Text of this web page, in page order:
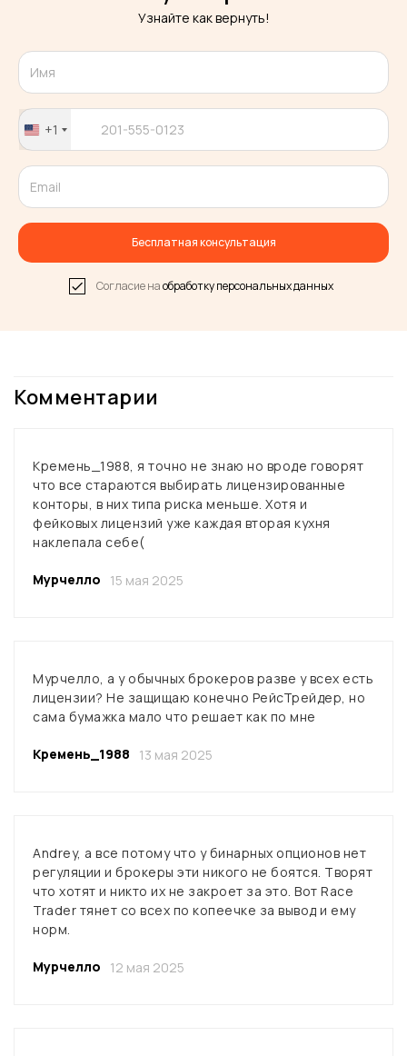
Узнайте как вернуть!
United
States
+1
Бесплатная консультация
Согласие наобработку персональных данных
Комментарии
Кремень_1988, я точно не знаю но вроде говорят
что все стараются выбирать лицензированные
конторы, в них типа риска меньше. Хотя и
фейковых лицензий уже каждая вторая кухня
наклепала себе(
Мурчелло 15 мая 2025
Мурчелло, а у обычных брокеров разве у всех есть
лицензии? Не защищаю конечно РейсТрейдер, но
сама бумажка мало что решает как по мне
Кремень_1988 13 мая 2025
Andrey, а все потому что у бинарных опционов нет
регуляции и брокеры эти никого не боятся. Творят
что хотят и никто их не закроет за это. Вот Race
Trader тянет со всех по копеечке за вывод и ему
норм.
Мурчелло 12 мая 2025